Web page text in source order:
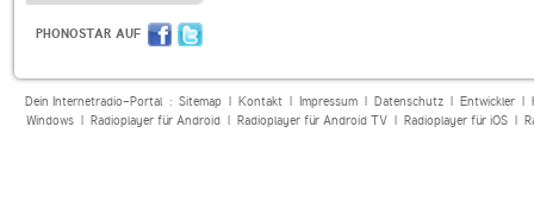
PHONOSTAR AUF
Dein Internetradio-Portal : Sitemap| Kontakt| Impressum| Datenschutz| Entwickler|
Windows| Radioplayer für Android| Radioplayer für Android TV| Radioplayer für iOS|